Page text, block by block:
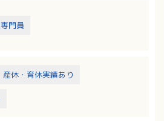
門員
産休・育休実績あり